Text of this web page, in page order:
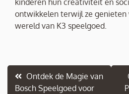
kinderen hun creativiteit en
ontwikkelen terwijl ze genieten
wereld van K3 speelgoed.
Berichtnavigatie
Ontdek de Magie van
Bosch Speelgoed voor